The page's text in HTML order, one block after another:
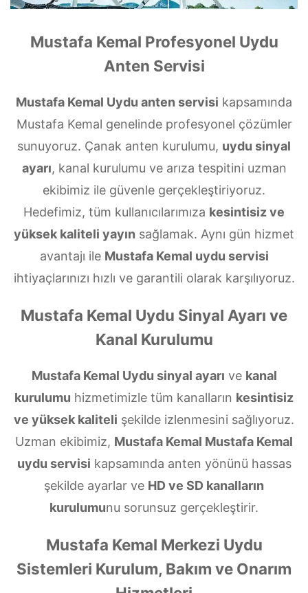
Mustafa Kemal Profesyonel Uydu
Anten Servisi
Mustafa Kemal Uydu anten servisi kapsamında
Mustafa Kemal genelinde profesyonel çözümler
sunuyoruz. Çanak anten kurulumu, uydu sinyal
ayarı, kanal kurulumu ve arıza tespitini uzman
ekibimiz ile güvenle gerçekleştiriyoruz.
Hedefimiz, tüm kullanıcılarımıza kesintisiz ve
yüksek kaliteli yayın sağlamak. Aynı gün hizmet
avantajı ile Mustafa Kemal uydu servisi
ihtiyaçlarınızı hızlı ve garantili olarak karşılıyoruz.
Mustafa Kemal Uydu Sinyal Ayarı ve
Kanal Kurulumu
Mustafa Kemal Uydu sinyal ayarı ve kanal
kurulumu hizmetimizle tüm kanalların kesintisiz
ve yüksek kaliteli şekilde izlenmesini sağlıyoruz.
Uzman ekibimiz, Mustafa Kemal Mustafa Kemal
uydu servisi kapsamında anten yönünü hassas
şekilde ayarlar ve HD ve SD kanalların
kurulumunu sorunsuz gerçekleştirir.
Mustafa Kemal Merkezi Uydu
Sistemleri Kurulum, Bakım ve Onarım